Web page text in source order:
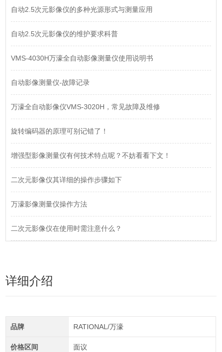
自动2.5次元影像仪的多种光源形式与测量应用
自动2.5次元影像仪的维护要求科普
VMS-4030H万濠全自动影像测量仪使用说明书
自动影像测量仪-故障记录
万濠全自动影像仪VMS-3020H，常见故障及维修
旋转编码器的原理可别记错了！
增强型影像测量仪有何技术特点呢？不妨看看下文！
二次元影像仪其详细的操作步骤如下
万濠影像测量仪操作方法
二次元影像仪在使用时需注意什么？
详细介绍
品牌 RATIONAL/万濠
价格区间 面议